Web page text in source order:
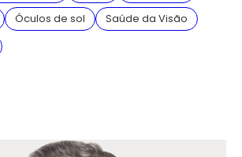
Óculos de sol
Saúde da Visão